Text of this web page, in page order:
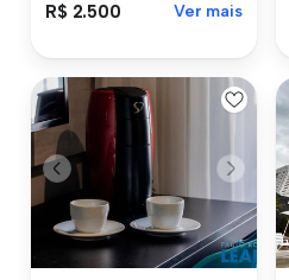
R$ 2.500 Ver mais